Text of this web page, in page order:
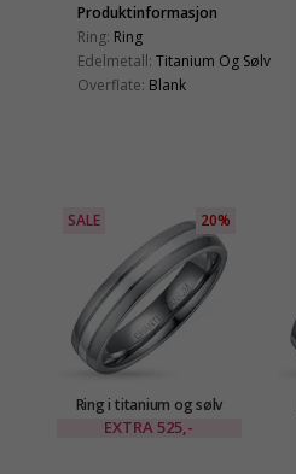
Produktinformasjon
Ring: Ring
Edelmetall: Titanium Og Sølv
Overflate: Blank
SALE 20%
Ring i titanium og sølv
EXTRA 525,-